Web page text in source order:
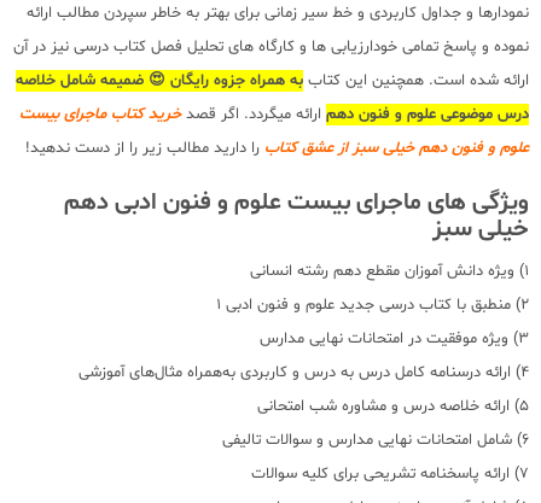
نمودارها و جداول کاربردی و خط سیر زمانی برای بهتر به خاطر سپردن مطالب ارائه
نموده و پاسخ تمامی خودارزیابی ها و کارگاه های تحلیل فصل کتاب درسی نیز در آن
ارائه شده است. همچنین این کتاب به همراه جزوه رایگان 😍 ضمیمه شامل خلاصه
درس موضوعی علوم و فنون دهم ارائه میگردد. اگر قصدخرید کتابماجرای بیست
علوم و فنون دهم خیلی سبز از عشق کتاب را دارید مطالب زیر را از دست ندهید!
ویژگی های ماجرای بیست علوم و فنون ادبی دهم
خیلی سبز
1) ویژه دانش آموزان مقطع دهم رشته انسانی
2) منطبق با کتاب درسی جدید علوم و فنون ادبی 1
3) ویژه موفقیت در امتحانات نهایی مدارس
4) ارائه درسنامه کامل درس به درس و کاربردی به‌همراه مثال‌های آموزشی
5) ارائه خلاصه درس و مشاوره شب امتحانی
6) شامل امتحانات نهایی مدارس و سوالات تالیفی
7) ارائه پاسخنامه تشریحی برای کلیه سوالات